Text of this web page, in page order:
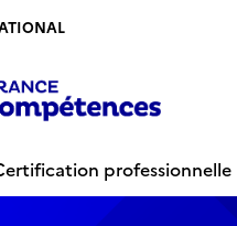
professionnelle